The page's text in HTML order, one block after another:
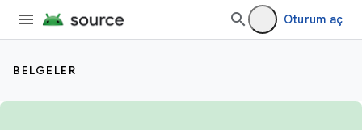
Oturum aç
BELGELER